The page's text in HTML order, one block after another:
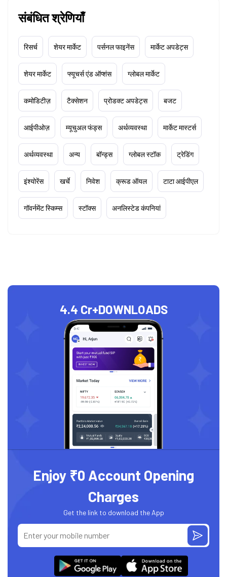
संबंधित श्रेणियाँ
रिसर्च शेयर मार्केट पर्सनल फाइनेंस मार्केट अपडेट्स
शेयर मार्केट फ्यूचर्स एंड ऑप्शंस ग्लोबल मार्केट
कमोडिटीज़ टैक्सेशन प्रोडक्ट अपडेट्स बजट
आईपीओज़ म्यूचुअल फंड्स अर्थव्यवस्था मार्केट मास्टर्स
अर्थव्यवस्था अन्य बॉन्ड्स ग्लोबल स्टॉक ट्रेडिंग
इंश्योरेंस खर्चे निवेश क्रूड ऑयल टाटा आईपीएल
गॉवर्नमेंट स्किम्स स्टॉक्स अनलिस्टेड कंपनियां
4.4 Cr+DOWNLOADS
Enjoy ₹0 Account Opening
Charges
Get the link to download the App